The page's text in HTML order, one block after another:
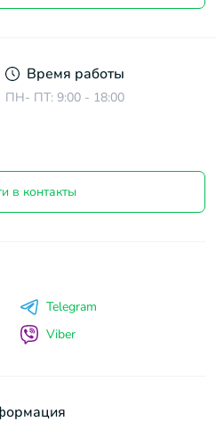
Время работы
ПН- ПТ: 9:00 - 18:00
в контакты
Telegram
Viber